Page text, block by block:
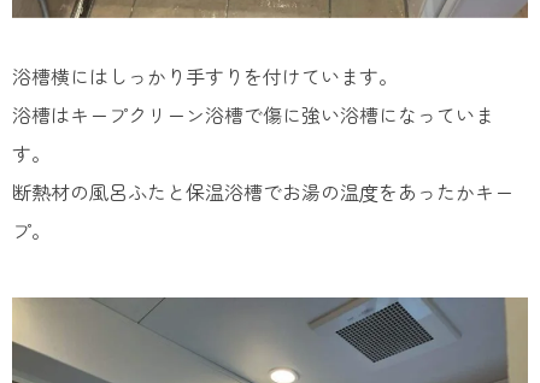
浴槽横にはしっかり手すりを付けています。
浴槽はキープクリーン浴槽で傷に強い浴槽になっていま
す。
断熱材の風呂ふたと保温浴槽でお湯の温度をあったかキー
プ。